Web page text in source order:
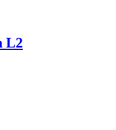
L2